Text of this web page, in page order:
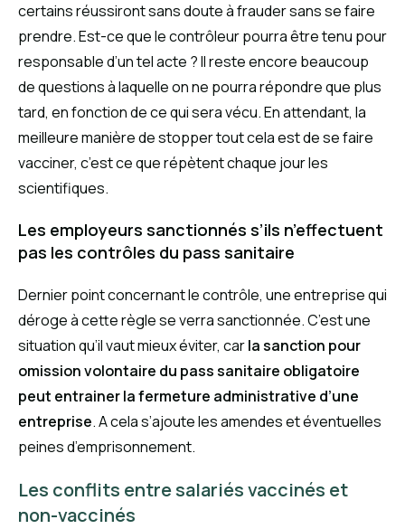
certains réussiront sans doute à frauder sans se faire
prendre. Est-ce que le contrôleur pourra être tenu pour
responsable d’un tel acte ? Il reste encore beaucoup
de questions à laquelle on ne pourra répondre que plus
tard, en fonction de ce qui sera vécu. En attendant, la
meilleure manière de stopper tout cela est de se faire
vacciner, c’est ce que répètent chaque jour les
scientifiques.
Les employeurs sanctionnés s’ils n’effectuent
pas les contrôles du pass sanitaire
Dernier point concernant le contrôle, une entreprise qui
déroge à cette règle se verra sanctionnée. C’est une
situation qu’il vaut mieux éviter, carla sanction pour
omission volontaire du pass sanitaire obligatoire
peut entrainer la fermeture administrative d’une
entreprise. A cela s’ajoute les amendes et éventuelles
peines d’emprisonnement.
Les conflits entre salariés vaccinés et
non-vaccinés